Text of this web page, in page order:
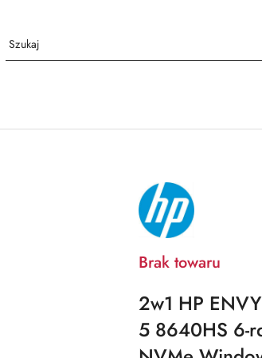
NAZWA
PRODUCENTA:
HP
Brak towaru
2w1 HP
5 8640HS 6-